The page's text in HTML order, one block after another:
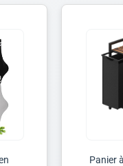
Panier